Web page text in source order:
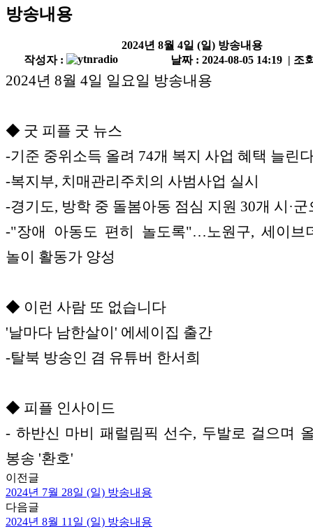
방송내용
2024년 8월 4일 (일) 방송내용
작성자 :
날짜 : 2024-08-05 14:19 | 조
2024년 8월 4일 일요일 방송내용
◆ 굿 피플 굿 뉴스
-기준 중위소득 올려 74개 복지 사업 혜택 늘린
-복지부, 치매관리주치의 사범사업 실시
-경기도, 방학 중 돌봄아동 점심 지원 30개 시·
-"장애 아동도 편히 놀도록"…노원구, 세이브
놀이 활동가 양성
◆ 이런 사람 또 없습니다
'날마다 남한살이' 에세이집 출간
-탈북 방송인 겸 유튜버 한서희
◆ 피플 인사이드
- 하반신 마비 패럴림픽 선수, 두발로 걸으며
봉송 '환호'
이전글
2024년 7월 28일 (일) 방송내용
다음글
2024년 8월 11일 (일) 방송내용